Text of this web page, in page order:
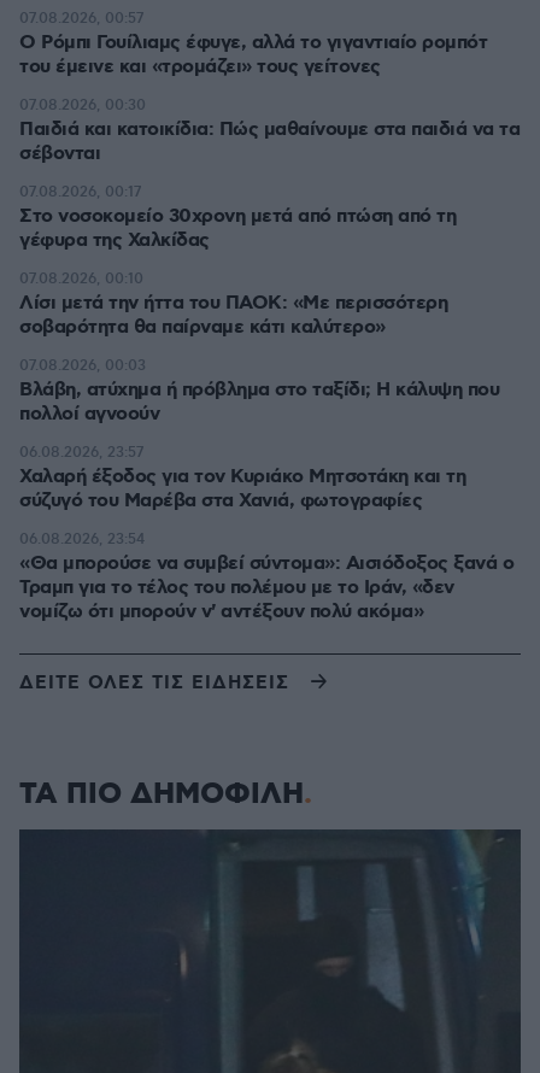
Ο Ρόμπι Γουίλιαμς έφυγε, αλλά το γιγαντιαίο ρομπότ
του έμεινε και «τρομάζει» τους γείτονες
07.08.2026, 00:57
Παιδιά και κατοικίδια: Πώς μαθαίνουμε στα παιδιά να τα
σέβονται
07.08.2026, 00:30
Στο νοσοκομείο 30χρονη μετά από πτώση από τη
γέφυρα της Χαλκίδας
07.08.2026, 00:17
Λίσι μετά την ήττα του ΠΑΟΚ: «Με περισσότερη
σοβαρότητα θα παίρναμε κάτι καλύτερο»
07.08.2026, 00:10
Βλάβη, ατύχημα ή πρόβλημα στο ταξίδι; Η κάλυψη που
πολλοί αγνοούν
07.08.2026, 00:03
Χαλαρή έξοδος για τον Κυριάκο Μητσοτάκη και τη
σύζυγό του Μαρέβα στα Χανιά, φωτογραφίες
06.08.2026, 23:57
«Θα μπορούσε να συμβεί σύντομα»: Αισιόδοξος ξανά ο
Τραμπ για το τέλος του πολέμου με το Ιράν, «δεν
νομίζω ότι μπορούν ν' αντέξουν πολύ ακόμα»
06.08.2026, 23:54
ΔΕΙΤΕ ΟΛΕΣ ΤΙΣ ΕΙΔΗΣΕΙΣ
ΤΑ ΠΙΟ ΔΗΜΟΦΙΛΗ